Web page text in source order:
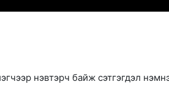
нэвтэрч байж сэтгэгдэл